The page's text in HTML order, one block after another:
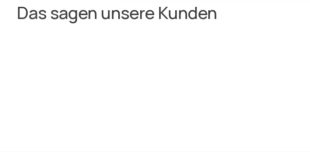
Das sagen unsere Kunden